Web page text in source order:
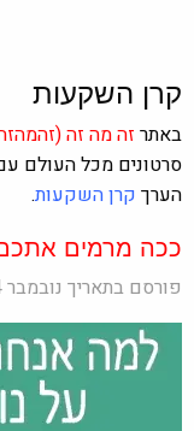
קרן השקעות
באתרזה מה זה(זהמהזה)
סרטונים מכל העולם
הערךקרן השקעות.
ככה מרמים אתכם
פורסם בתאריך נובמבר 4, 2023 ע"י